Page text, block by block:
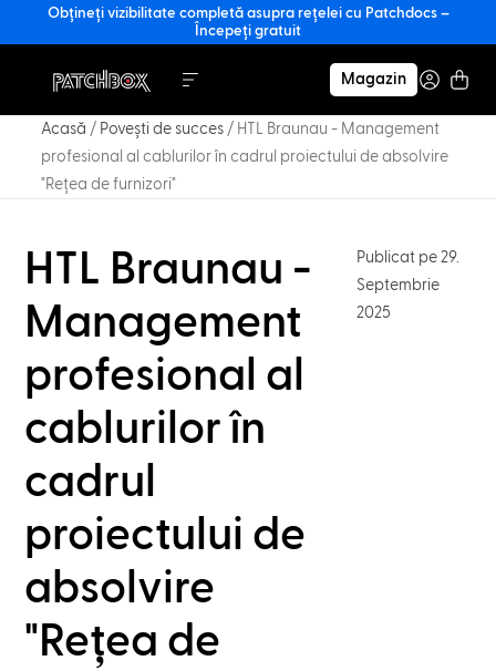
Obțineți vizibilitate completă asupra rețelei cu Patchdocs –
Începeți gratuit
Magazin
Acasă / Povești de succes/ HTL Braunau - Management
profesional al cablurilor în cadrul proiectului de absolvire
"Rețea de furnizori"
HTL Braunau -
Management
profesional al
cablurilor în
cadrul
proiectului de
absolvire
"Rețea de
Publicat pe 29.
Septembrie
2025